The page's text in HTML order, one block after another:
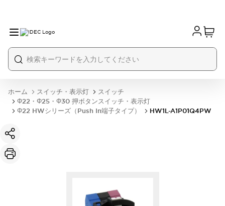
ホーム スイッチ・表示灯
スイッチ
Φ22・Φ25・Φ30 押ボタンスイッチ・表示灯
Φ22 HWシリーズ（Push In端子タイプ）
HW1L-A1P01Q4PW